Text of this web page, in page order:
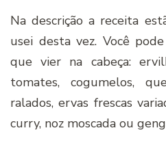
Na descrição a receita
usei desta vez. Você
que vier na cabeça:
tomates, cogumelos,
ralados, ervas frescas
curry, noz moscada ou